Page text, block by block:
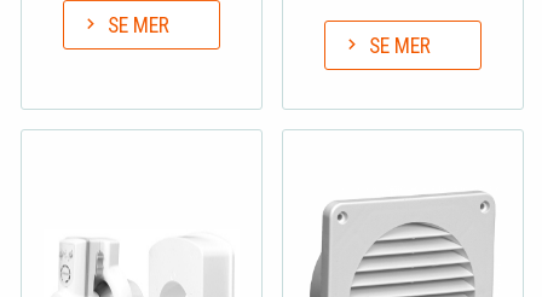
SE MER
SE MER